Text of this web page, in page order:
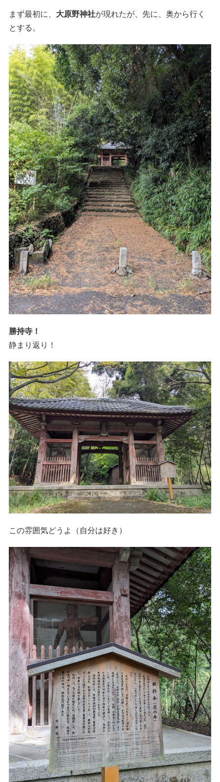
まず最初に、 大原野神社が現れたが、先に、奥から行く
とする。
勝持寺！
静まり返り！
この雰囲気どうよ（自分は好き）